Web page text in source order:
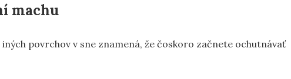
machu
povrchov v sne znamená, že čoskoro začnete ochutnávať